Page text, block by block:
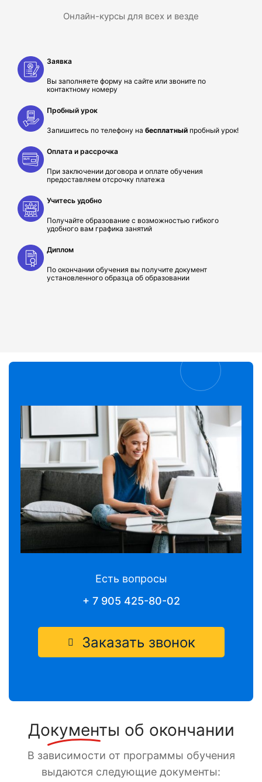
Онлайн-курсы для всех и везде
Заявка
Вы заполняете форму на сайте или звоните по
контактному номеру
Пробный урок
Запишитесь по телефону на бесплатный пробный урок!
Оплата и рассрочка
При заключении договора и оплате обучения
предоставляем отсрочку платежа
Учитесь удобно
Получайте образование с возможностью гибкого
удобного вам графика занятий
Диплом
По окончании обучения вы получите документ
установленного образца об образовании
Есть вопросы
+ 7 905 425-80-02
Заказать звонок
Документы об окончании
В зависимости от программы обучения
выдаются следующие документы: